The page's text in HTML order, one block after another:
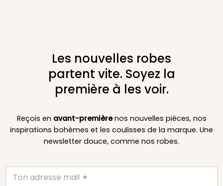
Les nouvelles robes
partent vite. Soyez la
première à les voir.
Reçois en avant-premièrenos nouvelles pièces, nos
inspirations bohèmes et les coulisses de la marque. Une
newsletter douce, comme nos robes.